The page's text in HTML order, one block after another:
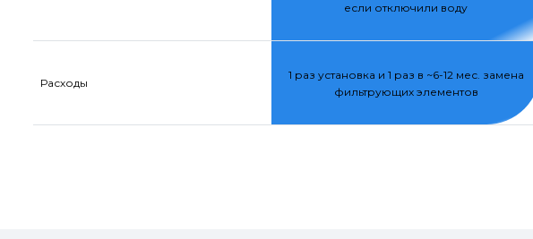
если отключили воду
Расходы
1 раз установка и 1 раз в ~6-12 мес. замена
фильтрующих элементов